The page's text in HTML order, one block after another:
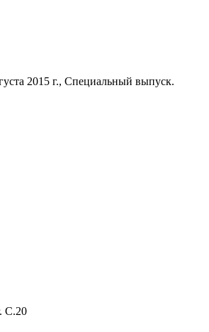
2015 г., Специальный выпуск.
С.20